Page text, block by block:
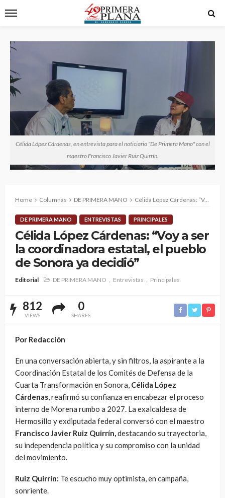
Célida López Cárdenas, en entrevista para el noticiario "De Primera Mano" con el
maestro Francisco Javier Ruiz Quirrín.
Home Columnas DE PRIMERA MANO Célida López Cárdenas: “Voy a ser la coordinadora estatal, el pueblo de Sonora ya decidió”
DE PRIMERA MANO ENTREVISTAS PRINCIPALES
Célida López Cárdenas: “Voy a ser
la coordinadora estatal, el pueblo
de Sonora ya decidió”
Editorial DE PRIMERA MANO Entrevistas Principales
812
VIEWS
0
SHARES
Por Redacción
En una conversación abierta, y sin filtros, la aspirante a la
Coordinación Estatal de los Comités de Defensa de la
Cuarta Transformación en Sonora, Célida López
Cárdenas, reafirmó su confianza en encabezar el proceso
interno de Morena rumbo a 2027. La exalcaldesa de
Hermosillo y exdiputada federal conversó con el maestro
Francisco Javier Ruiz Quirrín,destacando su trayectoria,
su independencia política y su compromiso con la unidad
del movimiento.
Ruiz Quirrín: Te escucho muy optimista, en campaña,
sonriente.